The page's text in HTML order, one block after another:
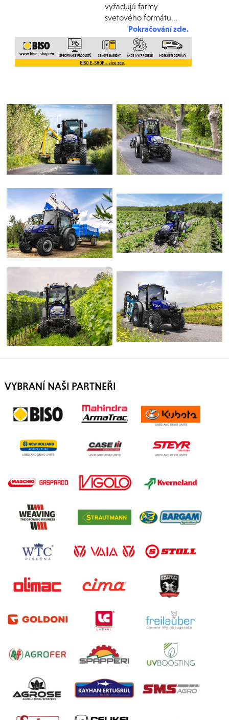
vyžadujú farmy
svetového formátu...
Pokračování zde.
VYBRANÍ NAŠI PARTNEŘI